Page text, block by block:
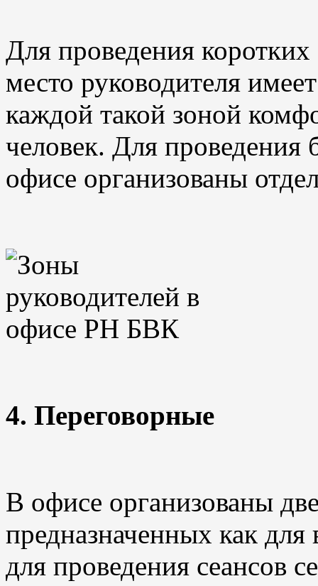
Для проведения
место руководителя
каждой такой зоной
человек. Для проведения
офисе организованы
4. Переговорные
В офисе организованы
предназначенных как
для проведения сеансов